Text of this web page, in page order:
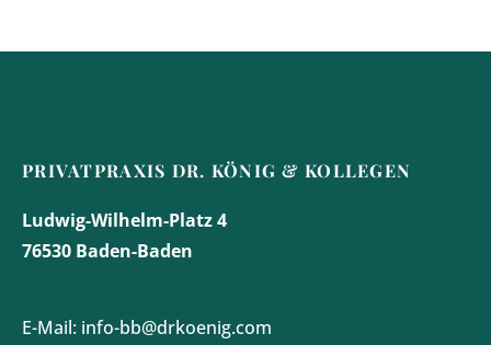
PRIVATPRAXIS DR. KÖNIG & KOLLEGEN
Ludwig-Wilhelm-Platz 4
76530 Baden-Baden
E-Mail: info-bb@drkoenig.com